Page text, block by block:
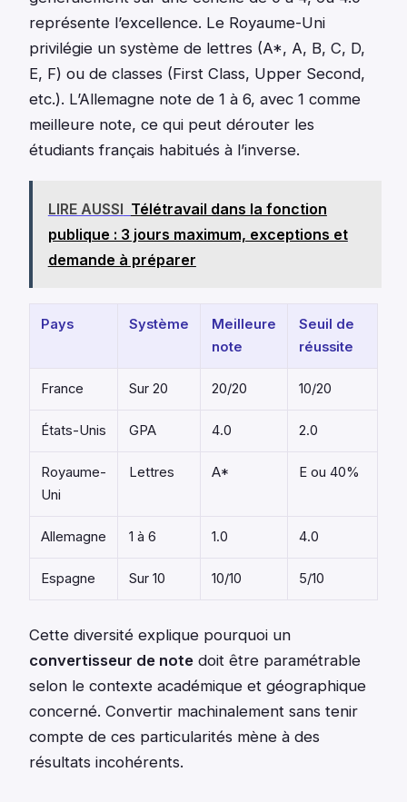
représente l’excellence. Le Royaume-Uni
privilégie un système de lettres (A*, A, B, C, D,
E, F) ou de classes (First Class, Upper Second,
etc.). L’Allemagne note de 1 à 6, avec 1 comme
meilleure note, ce qui peut dérouter les
étudiants français habitués à l’inverse.
LIRE AUSSI Télétravail dans la fonction
publique : 3 jours maximum, exceptions et
demande à préparer
Pays Système
Meilleure
note
Seuil de
réussite
France Sur 20 20/20 10/20
États-Unis GPA 4.0 2.0
Royaume-
Uni
Lettres A* E ou 40%
Allemagne 1 à 6 1.0 4.0
Espagne Sur 10 10/10 5/10
Cette diversité explique pourquoi un
convertisseur de note doit être paramétrable
selon le contexte académique et géographique
concerné. Convertir machinalement sans tenir
compte de ces particularités mène à des
résultats incohérents.